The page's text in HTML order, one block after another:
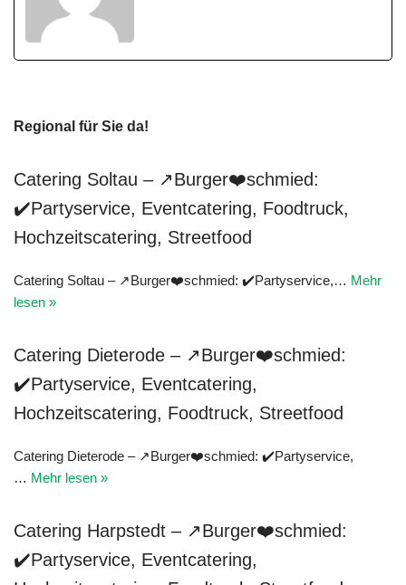
Regional für Sie da!
Catering Soltau – ↗Burger❤️schmied:
✔️Partyservice, Eventcatering, Foodtruck,
Hochzeitscatering, Streetfood
Catering Soltau – ↗Burger❤️schmied: ✔️Partyservice,… Mehr
lesen »
Catering Dieterode – ↗Burger❤️schmied:
✔️Partyservice, Eventcatering,
Hochzeitscatering, Foodtruck, Streetfood
Catering Dieterode – ↗Burger❤️schmied: ✔️Partyservice,
… Mehr lesen »
Catering Harpstedt – ↗Burger❤️schmied:
✔️Partyservice, Eventcatering,